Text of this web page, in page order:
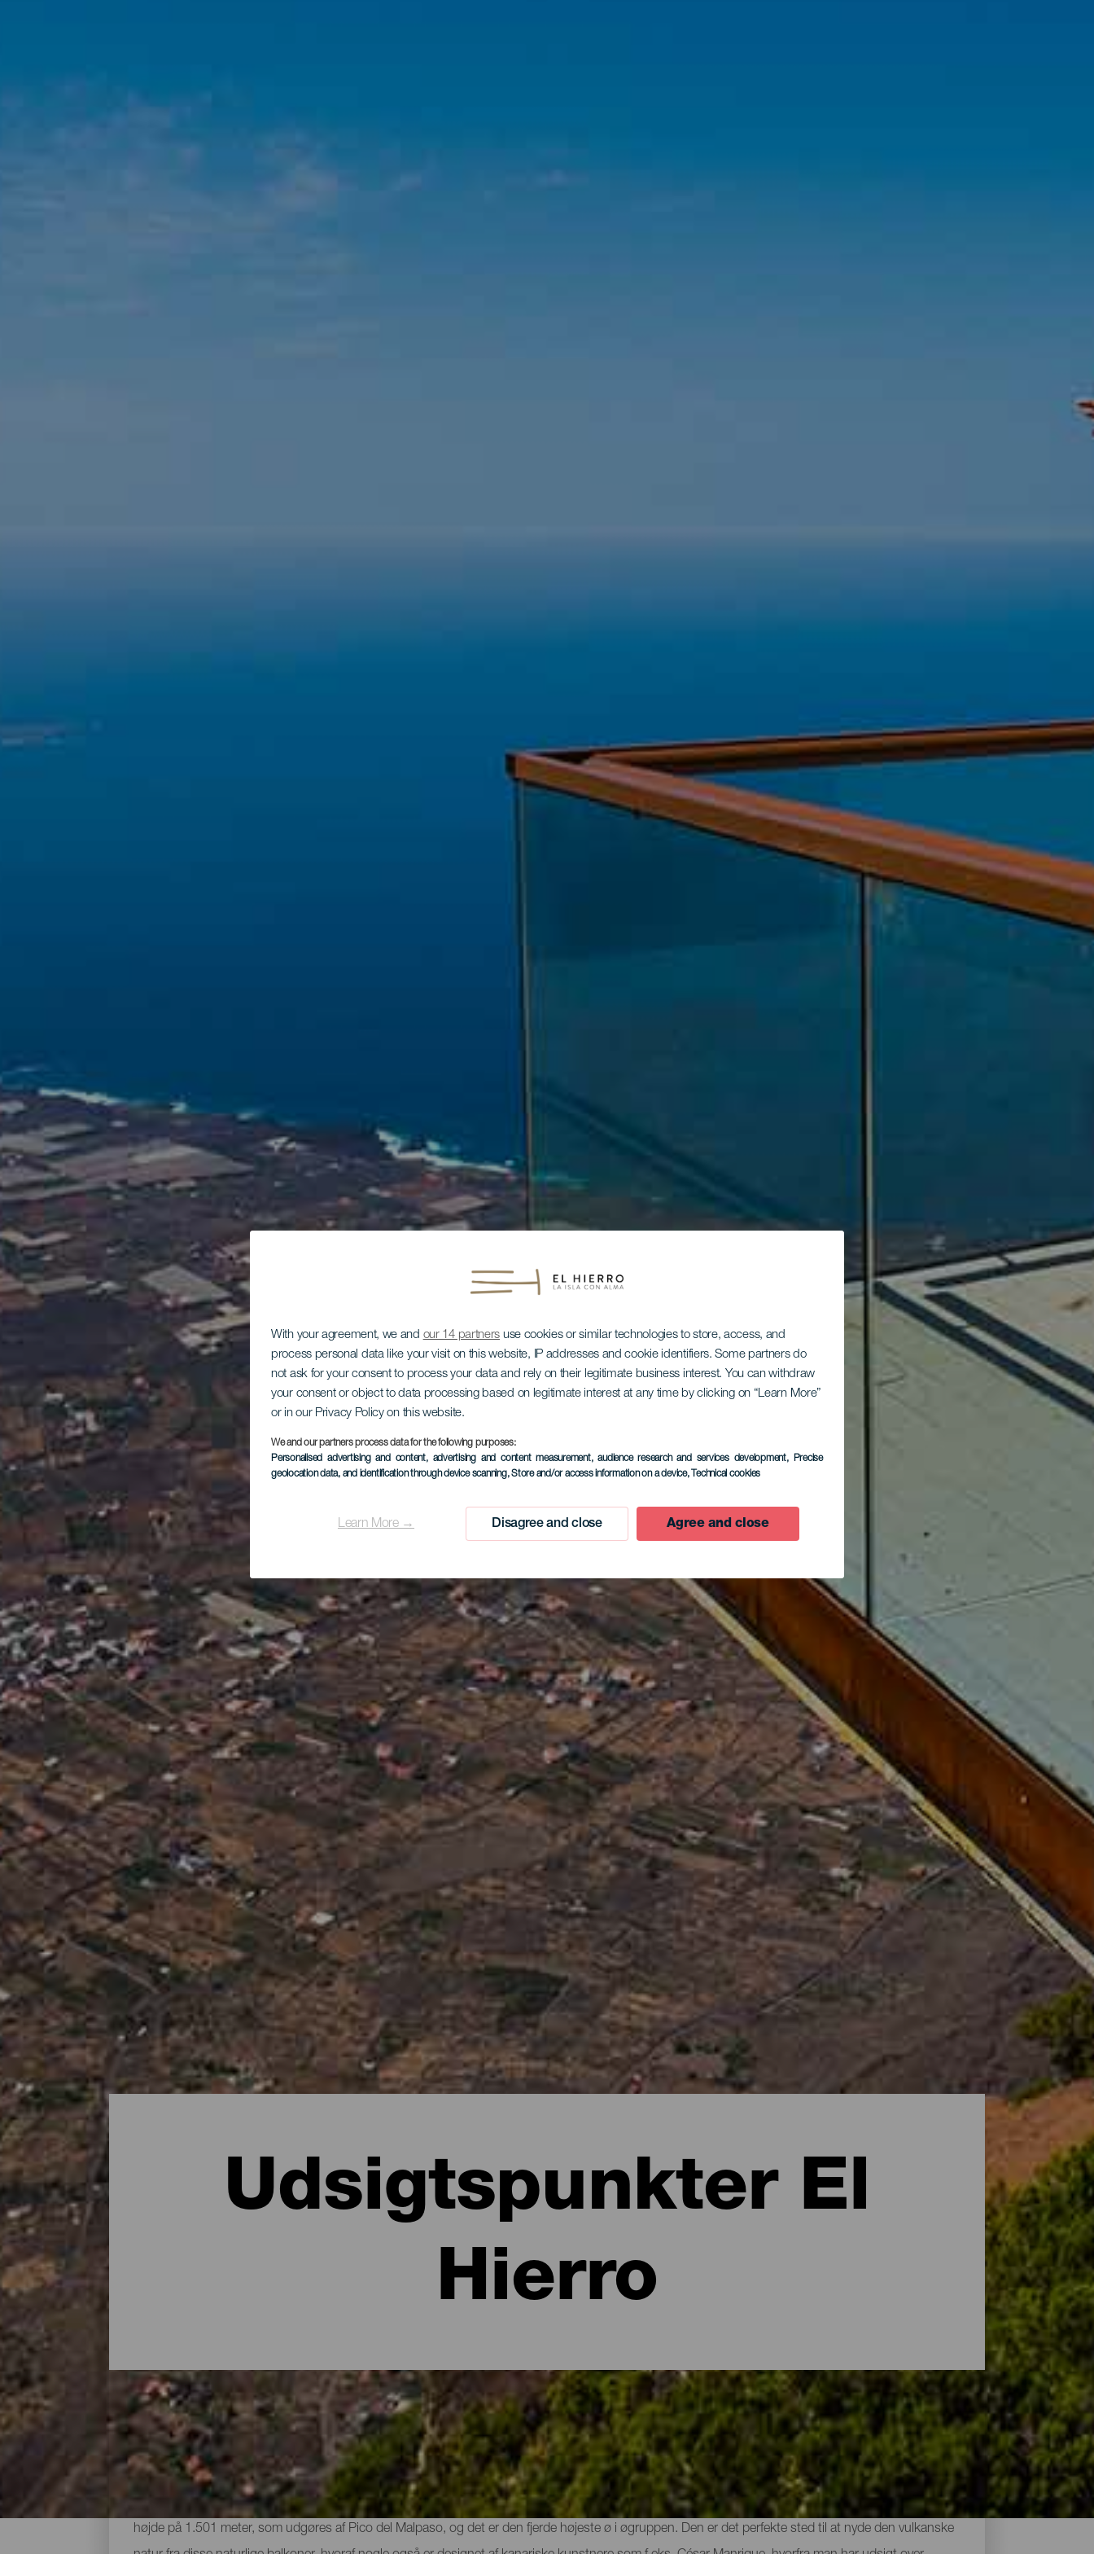
With your agreement, we and our 14 partners use cookies or similar technologies to store, access, and
process personal data like your visit on this website, IP addresses and cookie identifiers. Some partners do
not ask for your consent to process your data and rely on their legitimate business interest. You can withdraw
your consent or object to data processing based on legitimate interest at any time by clicking on “Learn More”
or in our Privacy Policy on this website.
We and our partners process data for the following purposes:
Personalised advertising and content, advertising and content measurement, audience research and services development, Precise
geolocation data, and identification through device scanning, Store and/or access information on a device, Technical cookies
Learn More → Disagree and close Agree and close
Udsigtspunkter El
Hierro
De bedste udsigtspunkter på El Hierro
El Hierro har på dens lidt mere end 268 km2 nogle af De Kanariske Øers bedste udsigtspunkter. På trods af dens størrelse har øen en maksimal
højde på 1.501 meter, som udgøres af Pico del Malpaso, og det er den fjerde højeste ø i øgruppen. Den er det perfekte sted til at nyde den vulkanske